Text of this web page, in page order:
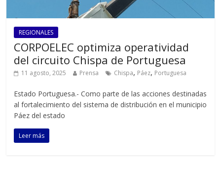
REGIONALES
CORPOELEC optimiza operatividad
del circuito Chispa de Portuguesa
11 agosto, 2025 Prensa Chispa, Páez, Portuguesa
Estado Portuguesa.- Como parte de las acciones destinadas
al fortalecimiento del sistema de distribución en el municipio
Páez del estado
Leer más